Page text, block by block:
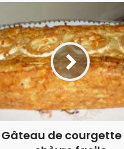
Gâteau de courgette